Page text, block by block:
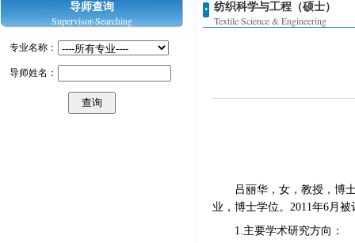
导师查询
Supervisor-Searching
专业名称：
导师姓名：
纺织科学与工程（硕士）
Textile Science & Engineering
吕丽华，女，教授，博
业，博士学位。2011年6月
1.主要学术研究方向：